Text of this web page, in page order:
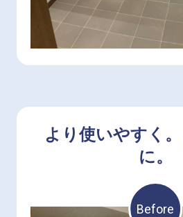
配置もリノベーションして
上も目指しました！
より使いやすく
に。
Before